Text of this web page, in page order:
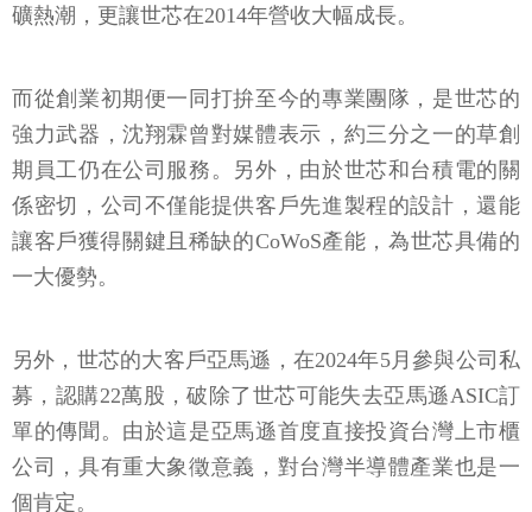
礦熱潮，更讓世芯在2014年營收大幅成長。
而從創業初期便一同打拚至今的專業團隊，是世芯的
強力武器，沈翔霖曾對媒體表示，約三分之一的草創
期員工仍在公司服務。另外，由於世芯和台積電的關
係密切，公司不僅能提供客戶先進製程的設計，還能
讓客戶獲得關鍵且稀缺的CoWoS產能，為世芯具備的
一大優勢。
另外，世芯的大客戶亞馬遜，在2024年5月參與公司私
募，認購22萬股，破除了世芯可能失去亞馬遜ASIC訂
單的傳聞。由於這是亞馬遜首度直接投資台灣上市櫃
公司，具有重大象徵意義，對台灣半導體產業也是一
個肯定。